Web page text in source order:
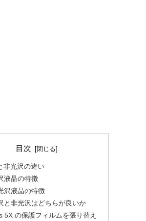
目次
非光沢の違い
液晶の特徴
沢液晶の特徴
と非光沢はどちらが良いか
5X の保護フィルムを張り替え